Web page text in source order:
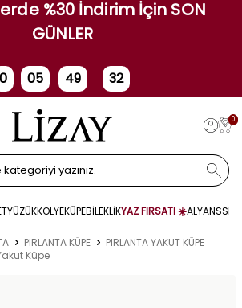
%30 İndirim İçin SON
GÜNLER
0
Gün
05
Saat
49 31
0
YÜZÜKKOLYEKÜPEBİLEKLİKYAZ FIRSATI ☀️ALYANS
PIRLANTA KÜPE
PIRLANTA YAKUT KÜPE
Küpe